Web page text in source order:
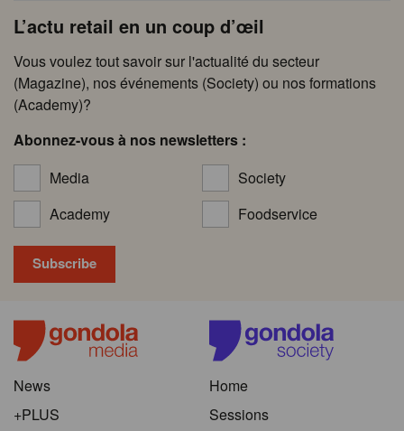
L’actu retail en un coup d’œil
Vous voulez tout savoir sur l'actualité du secteur
(Magazine), nos événements (Society) ou nos formations
(Academy)?
Abonnez-vous à nos newsletters :
Media
Society
Academy
Foodservice
News
+PLUS
Home
Sessions